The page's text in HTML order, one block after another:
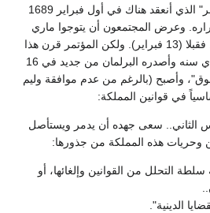
في كفونتري. وأعلن "المؤتمر" الذي أنعقد هناك في أول فبراير 1689
وعرض المجتمعون أن يتوجوا ماري
ملكة، ويرتضوا وليم نائباً لها. فقبلا (13 فبراير). ولكن المؤتمر قرن هذا
العرض " بإعلان الحقوق" الذي سنه وأصدره البرلمان من جديد في 16
وأصبح (بالرغم من عدم موافقة وليم
في قوانين المملكة:
الثاني.. سعى جهده أن يدمر ويستأصل
وحريات هذه المملكة من جذورها:
سلطة التحلل من القوانين وإلغائها، أو